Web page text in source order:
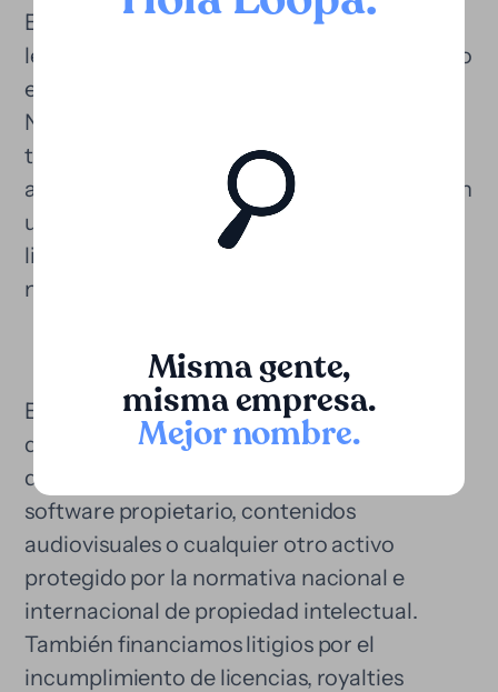
Misma gente,
misma empresa.
Mejor nombre.
Esto permite no solo cubrir los gastos
legales, sino también transformar el reclamo
en una fuente de liquidez inmediata.
Nuestro modelo es sin recurso: si el caso no
tiene éxito, el cliente no devuelve lo
aportado. Esto convierte a la financiación en
una herramienta de gestión del riesgo que
libera recursos y mejora la posición
negociadora.
Evaluamos demandas por infracción de
derechos de autor, patentes, marcas,
diseños, secretos industriales,
software propietario, contenidos
audiovisuales o cualquier otro activo
protegido por la normativa nacional e
internacional de propiedad intelectual.
También financiamos litigios por el
incumplimiento de licencias, royalties